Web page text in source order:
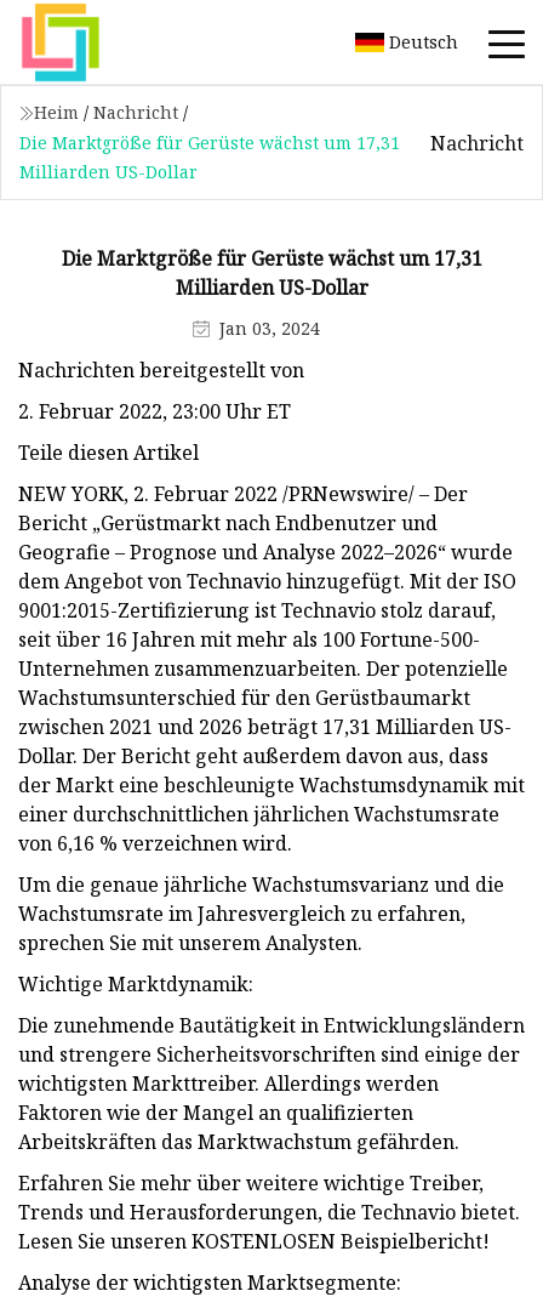
Deutsch
Heim / Nachricht /
Die Marktgröße für Gerüste wächst um 17,31
Milliarden US-Dollar
Nachricht
Die Marktgröße für Gerüste wächst um 17,31
Milliarden US-Dollar
Jan 03, 2024
Nachrichten bereitgestellt von
2. Februar 2022, 23:00 Uhr ET
Teile diesen Artikel
NEW YORK, 2. Februar 2022 /PRNewswire/ – Der
Bericht „Gerüstmarkt nach Endbenutzer und
Geografie – Prognose und Analyse 2022–2026“ wurde
dem Angebot von Technavio hinzugefügt. Mit der ISO
9001:2015-Zertifizierung ist Technavio stolz darauf,
seit über 16 Jahren mit mehr als 100 Fortune-500-
Unternehmen zusammenzuarbeiten. Der potenzielle
Wachstumsunterschied für den Gerüstbaumarkt
zwischen 2021 und 2026 beträgt 17,31 Milliarden US-
Dollar. Der Bericht geht außerdem davon aus, dass
der Markt eine beschleunigte Wachstumsdynamik mit
einer durchschnittlichen jährlichen Wachstumsrate
von 6,16 % verzeichnen wird.
Um die genaue jährliche Wachstumsvarianz und die
Wachstumsrate im Jahresvergleich zu erfahren,
sprechen Sie mit unserem Analysten.
Wichtige Marktdynamik:
Die zunehmende Bautätigkeit in Entwicklungsländern
und strengere Sicherheitsvorschriften sind einige der
wichtigsten Markttreiber. Allerdings werden
Faktoren wie der Mangel an qualifizierten
Arbeitskräften das Marktwachstum gefährden.
Erfahren Sie mehr über weitere wichtige Treiber,
Trends und Herausforderungen, die Technavio bietet.
Lesen Sie unseren KOSTENLOSEN Beispielbericht!
Analyse der wichtigsten Marktsegmente: